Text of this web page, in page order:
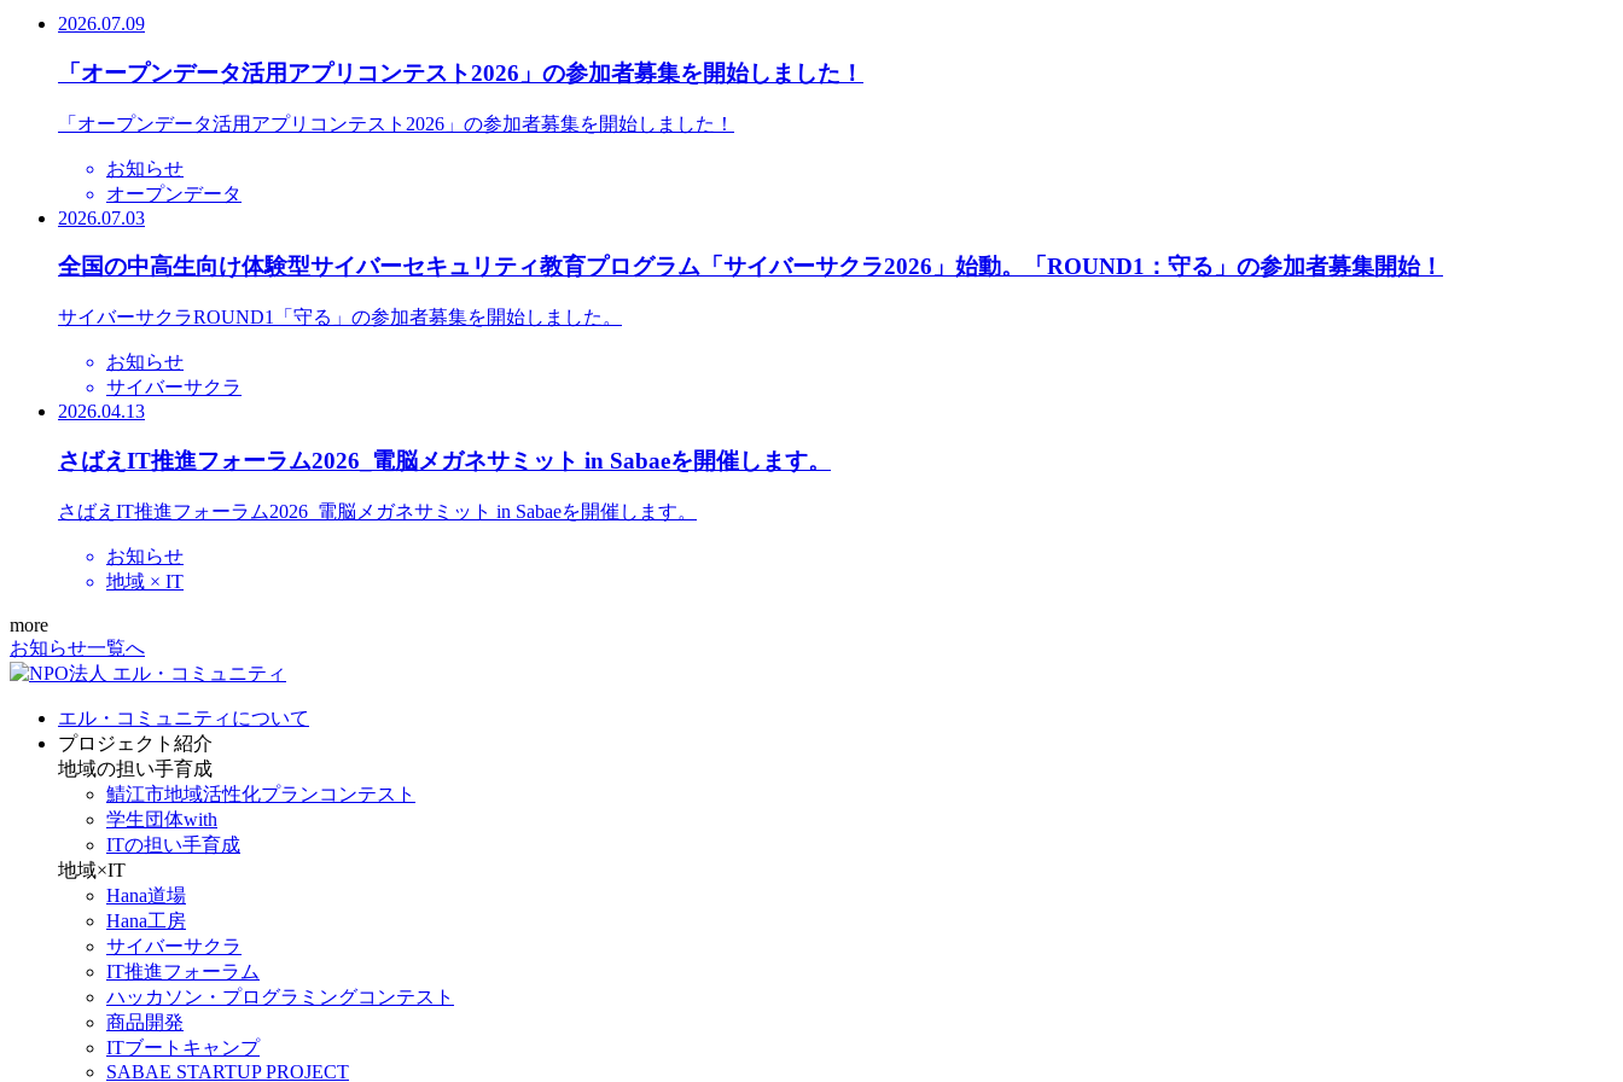
2026.07.09
「オープンデータ活用アプリコンテスト2026」の参加者募集を開始しました！
「オープンデータ活用アプリコンテスト2026」の参加者募集を開始しました！
お知らせ
オープンデータ
2026.07.03
全国の中高生向け体験型サイバーセキュリティ教育プログラム「サイバーサクラ2026」始動。「ROUND1：守る」の参加者募集開始！
サイバーサクラROUND1「守る」の参加者募集を開始しました。
お知らせ
サイバーサクラ
2026.04.13
さばえIT推進フォーラム2026_電脳メガネサミット in Sabaeを開催します。
さばえIT推進フォーラム2026_電脳メガネサミット in Sabaeを開催します。
お知らせ
地域 × IT
more
お知らせ一覧へ
エル・コミュニティについて
プロジェクト紹介
地域の担い手育成
鯖江市地域活性化プランコンテスト
学生団体with
ITの担い手育成
地域×IT
Hana道場
Hana工房
サイバーサクラ
IT推進フォーラム
ハッカソン・プログラミングコンテスト
商品開発
ITブートキャンプ
SABAE STARTUP PROJECT